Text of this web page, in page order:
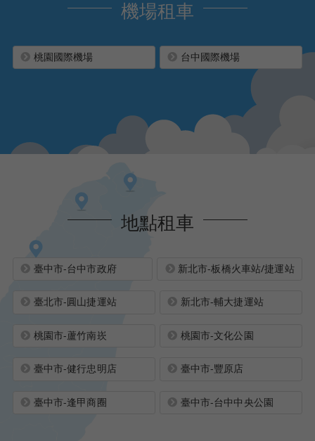
機場租車
桃園國際機場 台中國際機場
地點租車
臺中市-台中市政府 新北市-板橋火車站/捷運站
臺北市-圓山捷運站 新北市-輔大捷運站
桃園市-蘆竹南崁 桃園市-文化公園
臺中市-健行忠明店 臺中市-豐原店
臺中市-逢甲商圈 臺中市-台中中央公園